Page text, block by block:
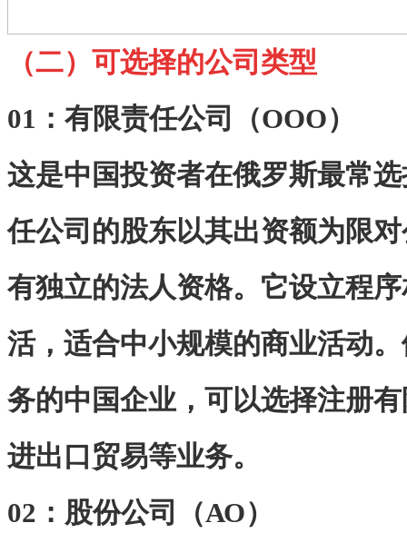
（二）可选择的公司类型
01：有限责任公司（ООО）
这是中国投资者在俄罗斯最常
任公司的股东以其出资额为限
有独立的法人资格。它设立程
活，适合中小规模的商业活动
务的中国企业，可以选择注册
进出口贸易等业务。
02： 股份公司（АО）